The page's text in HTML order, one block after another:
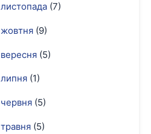
листопада (7)
жовтня (9)
вересня (5)
липня (1)
червня (5)
травня (5)